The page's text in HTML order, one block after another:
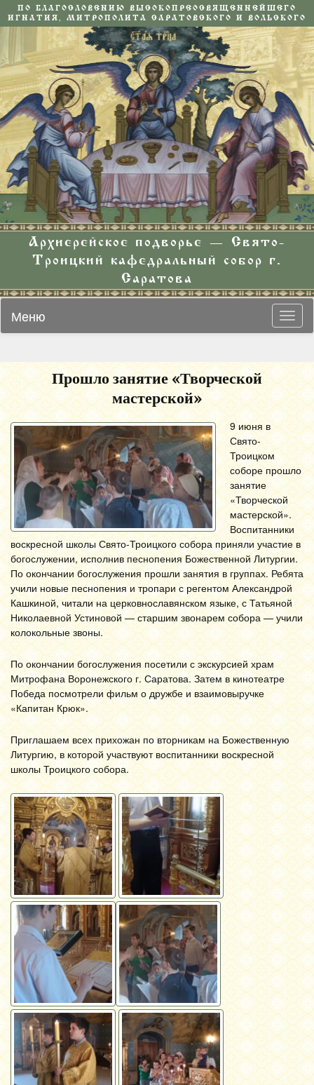
ПО БЛАГОСЛОВЕНИЮ ВЫСОКОПРЕОСВЯЩЕННЕЙШЕГО
ИГНАТИЯ, МИТРОПОЛИТА САРАТОВСКОГО И ВОЛЬСКОГО
Архиерейское подворье — Свято-
Троицкий кафедральный собор г.
Саратова
Меню
Прошло занятие «Творческой
мастерской»
9 июня в
Свято-
Троицком
соборе прошло
занятие
«Творческой
мастерской».
Воспитанники
воскресной школы Свято-Троицкого собора приняли участие в
богослужении, исполнив песнопения Божественной Литургии.
По окончании богослужения прошли занятия в группах. Ребята
учили новые песнопения и тропари с регентом Александрой
Кашкиной, читали на церковнославянском языке, с Татьяной
Николаевной Устиновой — старшим звонарем собора — учили
колокольные звоны.
По окончании богослужения посетили с экскурсией храм
Митрофана Воронежского г. Саратова. Затем в кинотеатре
Победа посмотрели фильм о дружбе и взаимовыручке
«Капитан Крюк».
Приглашаем всех прихожан по вторникам на Божественную
Литургию, в которой участвуют воспитанники воскресной
школы Троицкого собора.